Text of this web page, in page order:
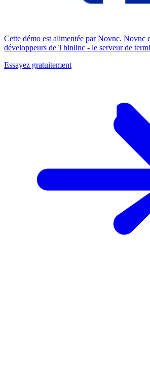
Cette démo est alimentée par Novnc. Novnc
développeurs de Thinlinc - le serveur de
Essayez gratuitement